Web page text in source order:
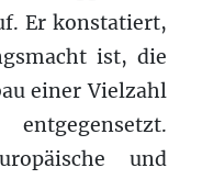
Er konstatiert,
ist, die
einer Vielzahl
und